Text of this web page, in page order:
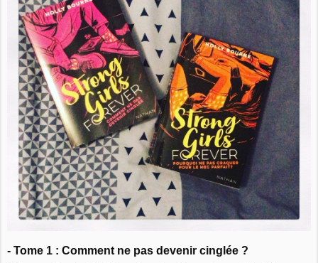
- Tome 1 : Comment ne pas devenir cinglée ?